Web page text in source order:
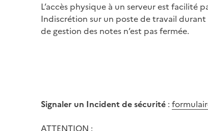
L’accès physique à un serveur est facilité
Indiscrétion sur un poste de travail durant
de gestion des notes n’est pas fermée.
Signaler un Incident de sécurité :
ATTENTION :